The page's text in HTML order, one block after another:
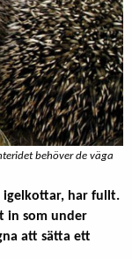
behöver de väga
igelkottar, har fullt.
in som under
att sätta ett